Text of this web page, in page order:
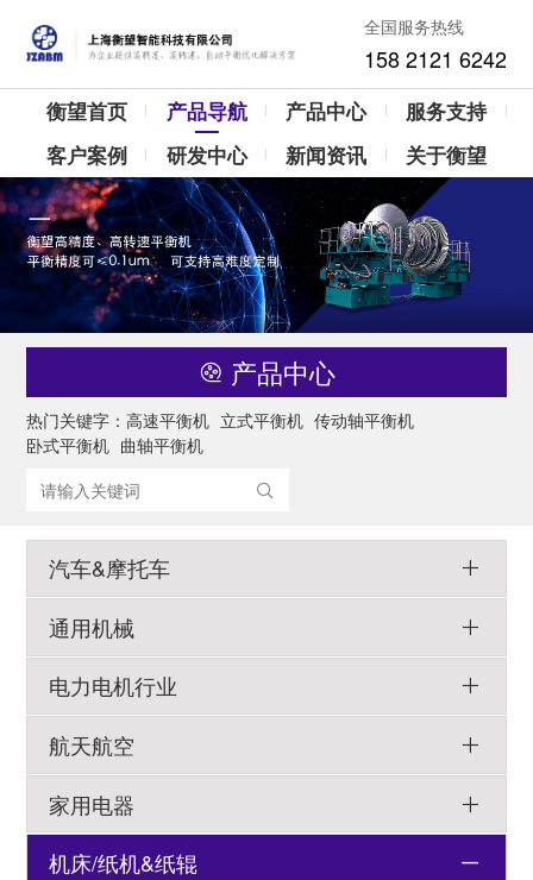
全国服务热线
158 2121 6242
衡望首页 产品导航 产品中心
服务支持
客户案例
研发中心 新闻资讯 关于衡望
产品中心
热门关键字：高速平衡机 立式平衡机 传动轴平衡机
卧式平衡机 曲轴平衡机
汽车&摩托车
通用机械
电力电机行业
航天航空
家用电器
机床/纸机&纸辊